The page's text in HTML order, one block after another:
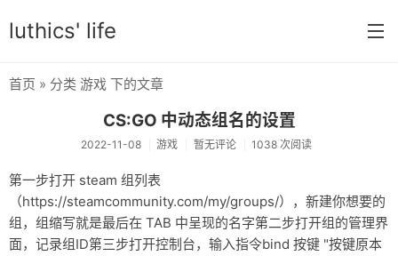
luthics' life
分类
编程
大学
首页 » 分类 游戏 下的文章
CS:GO 中动态组名的设置
2022-11-08 游戏 暂无评论 1038 次阅读
第一步打开 steam 组列表
（https://steamcommunity.com/my/groups/），新建你想要的
组，组缩写就是最后在 TAB 中呈现的名字第二步打开组的管理界
面，记录组ID第三步打开控制台，输入指令bind 按键 "按键原本